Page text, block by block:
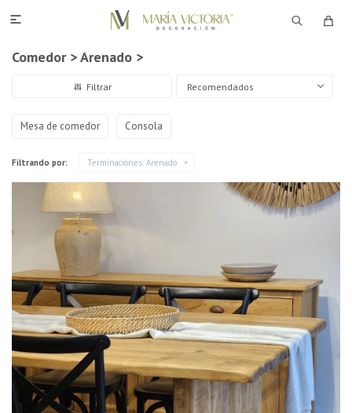

Comedor > Arenado >
Recomendados
Mesa de comedor Consola
Filtrando por: Terminaciones: Arenado